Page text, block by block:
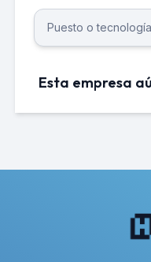
Esta empresa